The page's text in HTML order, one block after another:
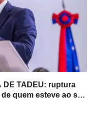
DE TADEU: ruptura
quem esteve ao seu